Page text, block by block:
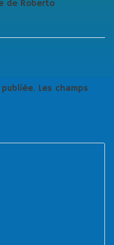
de Roberto
Les champs